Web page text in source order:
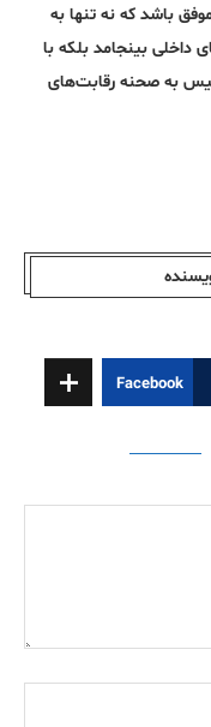
باشد که نه تنها به
داخلی بینجامد بلکه با
به صحنه رقابت‌های
Facebook